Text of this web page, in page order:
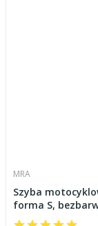
MRA
Szyba
forma S,